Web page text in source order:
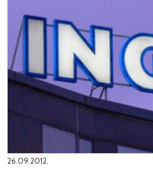
26.09.2012.